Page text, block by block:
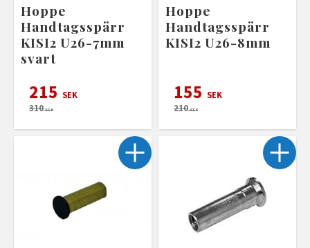
Hoppe
Handtagsspärr
KISI2 U26-7mm
svart
215 SEK
310SEK
Hoppe
Handtagsspärr
KISI2 U26-8mm
155 SEK
210SEK